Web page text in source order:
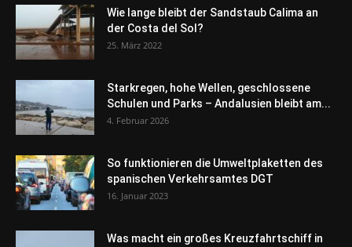
Wie lange bleibt der Sandstaub Calima an
der Costa del Sol?
25. März 2022
Starkregen, hohe Wellen, geschlossene
Schulen und Parks – Andalusien bleibt am...
4. Februar 2026
So funktionieren die Umweltplaketten des
spanischen Verkehrsamtes DGT
16. Januar 2023
Was macht ein großes Kreuzfahrtschiff in